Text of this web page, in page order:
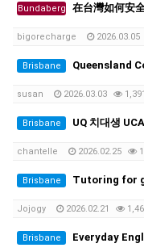
Bundaberg 在台灣如何安全快
bigorecharge 2026.03.05
Brisbane Queensland
susan 2026.03.03 1,391
Brisbane UQ 치대생
chantelle 2026.02.25
Brisbane Tutoring for grade 7
Jojogy 2026.02.21
Brisbane Everyday